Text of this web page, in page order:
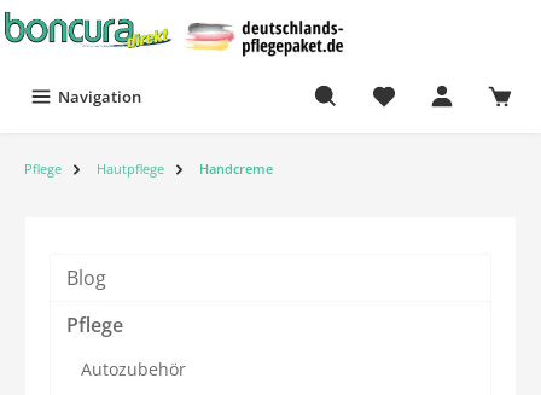
Navigation
Pflege Hautpflege Handcreme
Blog
Pflege
Autozubehör